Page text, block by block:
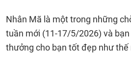
Nhân Mã là một trong những
tuần mới (11-17/5/2026) và
thưởng cho bạn tốt đẹp như thế